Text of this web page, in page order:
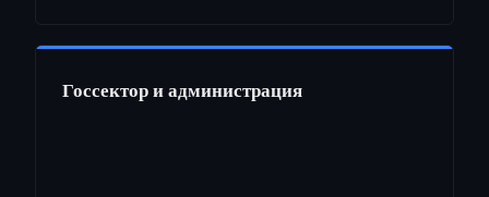
Госсектор и администрация